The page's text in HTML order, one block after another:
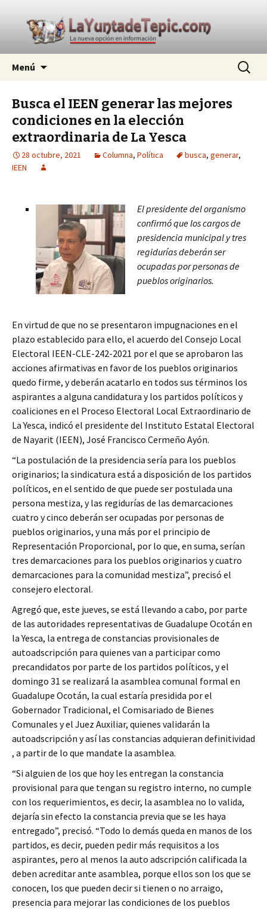
La Yunta de Tepic
La nueva opción en información
Menú Buscar:
Busca el IEEN generar las mejores
condiciones en la elección
extraordinaria de La Yesca
28 octubre, 2021 Columna, Política busca, generar,
IEEN
El presidente del organismo
confirmó que los cargos de
presidencia municipal y tres
regidurías deberán ser
ocupadas por personas de
pueblos originarios.
En virtud de que no se presentaron impugnaciones en el
plazo establecido para ello, el acuerdo del Consejo Local
Electoral IEEN-CLE-242-2021 por el que se aprobaron las
acciones afirmativas en favor de los pueblos originarios
quedo firme, y deberán acatarlo en todos sus términos los
aspirantes a alguna candidatura y los partidos políticos y
coaliciones en el Proceso Electoral Local Extraordinario de
La Yesca, indicó el presidente del Instituto Estatal Electoral
de Nayarit (IEEN), José Francisco Cermeño Ayón.
“La postulación de la presidencia sería para los pueblos
originarios; la sindicatura está a disposición de los partidos
políticos, en el sentido de que puede ser postulada una
persona mestiza, y las regidurías de las demarcaciones
cuatro y cinco deberán ser ocupadas por personas de
pueblos originarios, y una más por el principio de
Representación Proporcional, por lo que, en suma, serían
tres demarcaciones para los pueblos originarios y cuatro
demarcaciones para la comunidad mestiza”, precisó el
consejero electoral.
Agregó que, este jueves, se está llevando a cabo, por parte
de las autoridades representativas de Guadalupe Ocotán en
la Yesca, la entrega de constancias provisionales de
autoadscripción para quienes van a participar como
precandidatos por parte de los partidos políticos, y el
domingo 31 se realizará la asamblea comunal formal en
Guadalupe Ocotán, la cual estaría presidida por el
Gobernador Tradicional, el Comisariado de Bienes
Comunales y el Juez Auxiliar, quienes validarán la
autoadscripción y así las constancias adquieran definitividad
, a partir de lo que mandate la asamblea.
“Si alguien de los que hoy les entregan la constancia
provisional para que tengan su registro interno, no cumple
con los requerimientos, es decir, la asamblea no lo valida,
dejaría sin efecto la constancia previa que se les haya
entregado”, precisó. “Todo lo demás queda en manos de los
partidos, es decir, pueden pedir más requisitos a los
aspirantes, pero al menos la auto adscripción calificada la
deben acreditar ante asamblea, porque ellos son los que se
conocen, los que pueden decir si tienen o no arraigo,
presencia para mejorar las condiciones de los pueblos